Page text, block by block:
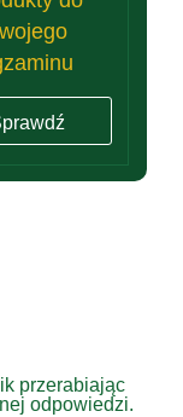
przerabiając
odpowiedzi.